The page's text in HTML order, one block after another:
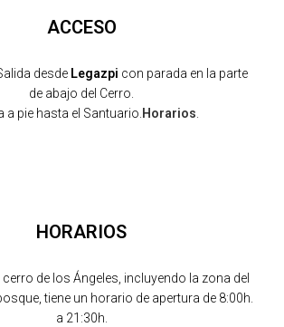
ACCESO
desde Legazpi con parada en la parte
de abajo del Cerro.
a pie hasta el Santuario. Horarios
HORARIOS
cerro de los Ángeles, incluyendo la zona del
tiene un horario de apertura de 8:00h.
a 21:30h.